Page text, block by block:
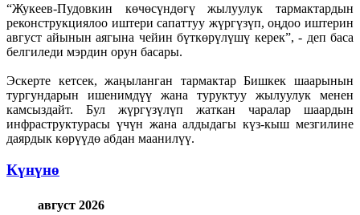
“Жукеев-Пудовкин көчөсүндөгү жылуулук тармактардын
реконструкциялоо иштери сапаттуу жүргүзүп, оңдоо иштерин
август айынын аягына чейин бүткөрүлүшү керек”, - деп баса
белгиледи мэрдин орун басары.
Эскерте кетсек, жаңыланган тармактар Бишкек шаарынын
тургундарын ишенимдүү жана туруктуу жылуулук менен
камсыздайт. Бул жүргүзүлүп жаткан чаралар шаардын
инфраструктурасы үчүн жана алдыдагы күз-кыш мезгилине
даярдык көрүүдө абдан маанилүү.
Күнүнө
август 2026